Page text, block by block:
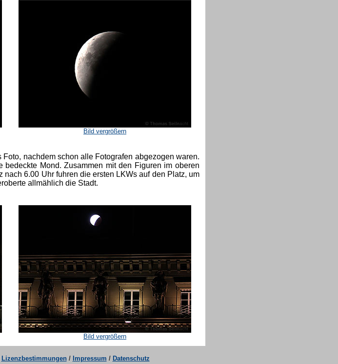
Bild vergrößern
nachdem schon alle Fotografen abgezogen waren.
Mond. Zusammen mit den Figuren im oberen
6.00 Uhr fuhren die ersten LKWs auf den Platz, um
allmählich die Stadt.
Bild vergrößern
Lizenzbestimmungen/ Impressum / Datenschutz